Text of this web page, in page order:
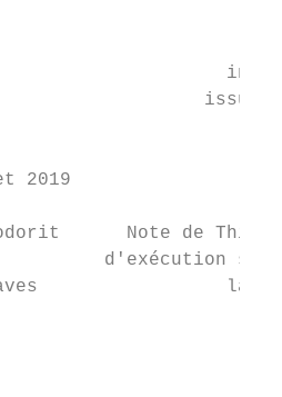
issus
2019
Note de
d'exécution
la